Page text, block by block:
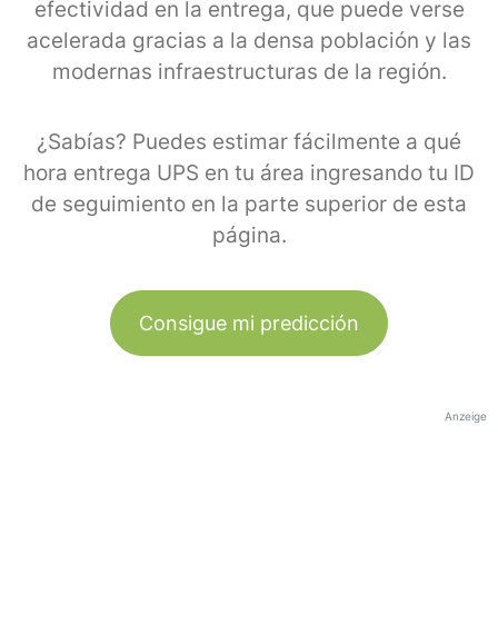
efectividad en la entrega, que puede verse
acelerada gracias a la densa población y las
modernas infraestructuras de la región.
¿Sabías? Puedes estimar fácilmente a qué
hora entrega UPS en tu área ingresando tu ID
de seguimiento en la parte superior de esta
página.
Consigue mi predicción
Anzeige